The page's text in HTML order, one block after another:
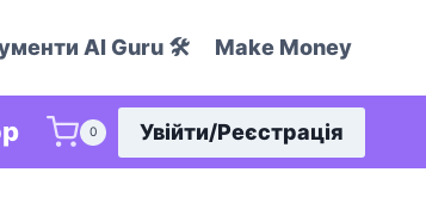
AI Guru 🛠️ Make Money
0 Увійти/Реєстрація